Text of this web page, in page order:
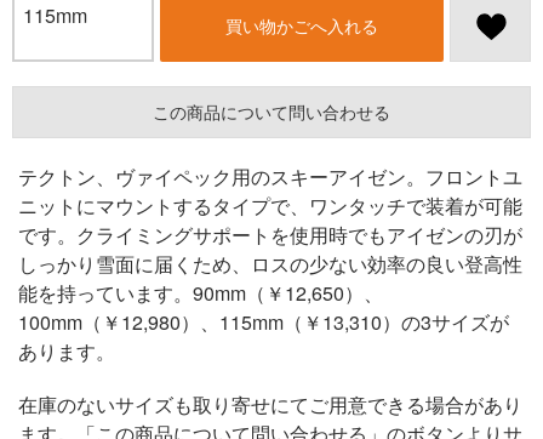
115mm 買い物かごへ入れる
この商品について問い合わせる
テクトン、ヴァイペック用のスキーアイゼン。フロントユ
ニットにマウントするタイプで、ワンタッチで装着が可能
です。クライミングサポートを使用時でもアイゼンの刃が
しっかり雪面に届くため、ロスの少ない効率の良い登高性
能を持っています。90mm（￥12,650）、
100mm（￥12,980）、115mm（￥13,310）の3サイズが
あります。
在庫のないサイズも取り寄せにてご用意できる場合があり